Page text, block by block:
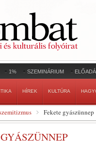
1% SZEMINÁRIUM
HÍREK KULTÚRA
Fekete gyászünnep